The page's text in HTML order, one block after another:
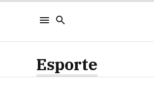
Esporte